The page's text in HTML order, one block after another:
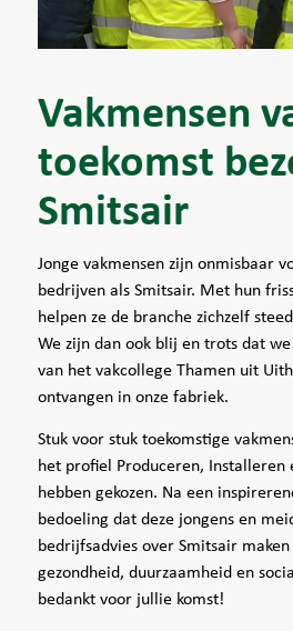
Vakmensen
toekomst
Smitsair
Jonge vakmensen zijn onmisbaar
bedrijven als Smitsair. Met hun
helpen ze de branche zichzelf
We zijn dan ook blij en trots dat
van het vakcollege Thamen uit
ontvangen in onze fabriek.
Stuk voor stuk toekomstige
het profiel Produceren, Installeren
hebben gekozen. Na een
bedoeling dat deze jongens en
bedrijfsadvies over Smitsair
gezondheid, duurzaamheid en
bedankt voor jullie komst!